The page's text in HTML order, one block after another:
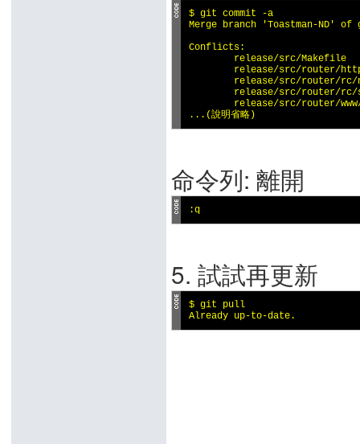
$ git commit -a
Merge branch 'Toastman-ND'
Conflicts:
        release/src/Makefile
release/src/router/
release/src/router/
release/src/router/
release/src/router/
...(說明省略)
命令列: 離開
:q
5. 試試再更新
$ git pull
Already up-to-date.